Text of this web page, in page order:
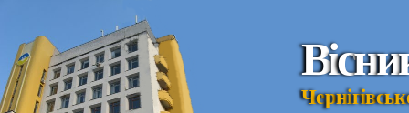
Вісни
Чернігівськ